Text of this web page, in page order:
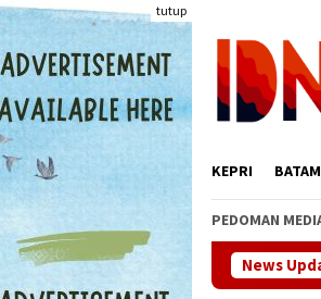
Loncat
ke
konten
tutup
KEPRI BATAM
PEDOMAN
News